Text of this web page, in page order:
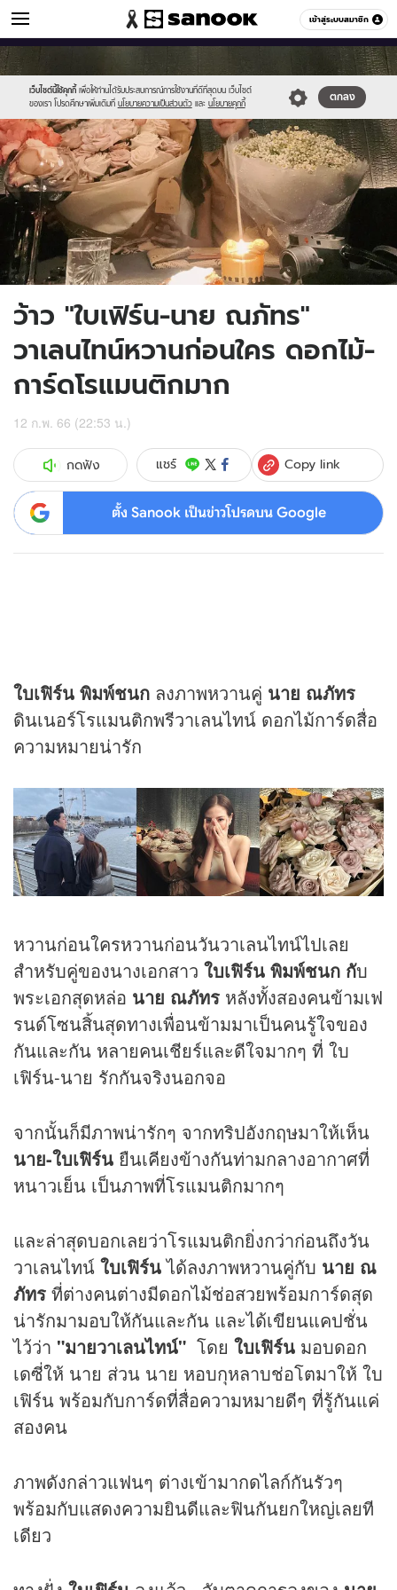
เข้าสู่ระบบสมาชิก
ข่าวบันเทิง หมวดอื่นๆ
เว็บไซต์นี้ใช้คุกกี้ เพื่อให้ท่านได้รับประสบการณ์การใช้งานที่ดีที่สุดบน เว็บไซต์
ของเรา โปรดศึกษาเพิ่มเติมที่ นโยบายความเป็นส่วนตัว และ นโยบายคุกกี้
ตกลง
new-
sanook.png
//s.isanook.com/ns/0/ud/1754/8770250/15.jpg
ว้าว "ใบเฟิร์น-นาย ณภัทร"
วาเลนไทน์หวานก่อนใคร ดอกไม้-
การ์ดโรแมนติกมาก
12 ก.พ. 66 (22:53 น.)
กดฟัง แชร์ Copy link
ตั้ง Sanook เป็นข่าวโปรดบน Google
ใบเฟิร์น พิมพ์ชนก ลงภาพหวานคู่ นาย ณภัทร
ดินเนอร์โรแมนติกพรีวาเลนไทน์ ดอกไม้การ์ดสื่อ
ความหมายน่ารัก
หวานก่อนใครหวานก่อนวันวาเลนไทน์ไปเลย
สำหรับคู่ของนางเอกสาว ใบเฟิร์น พิมพ์ชนก กับ
พระเอกสุดหล่อ นาย ณภัทร หลังทั้งสองคนข้ามเฟ
รนด์โซนสิ้นสุดทางเพื่อนข้ามมาเป็นคนรู้ใจของ
กันและกัน หลายคนเชียร์และดีใจมากๆ ที่ ใบ
เฟิร์น-นาย รักกันจริงนอกจอ
จากนั้นก็มีภาพน่ารักๆ จากทริปอังกฤษมาให้เห็น
นาย-ใบเฟิร์น ยืนเคียงข้างกันท่ามกลางอากาศที่
หนาวเย็น เป็นภาพที่โรแมนติกมากๆ
และล่าสุดบอกเลยว่าโรแมนติกยิ่งกว่าก่อนถึงวัน
วาเลนไทน์ ใบเฟิร์นได้ลงภาพหวานคู่กับ นาย ณ
ภัทร ที่ต่างคนต่างมีดอกไม้ช่อสวยพร้อมการ์ดสุด
น่ารักมามอบให้กันและกัน และได้เขียนแคปชั่น
ไว้ว่า "มายวาเลนไทน์" โดย ใบเฟิร์น มอบดอก
เดซี่ให้ นาย ส่วน นาย หอบกุหลาบช่อโตมาให้ ใบ
เฟิร์น พร้อมกับการ์ดที่สื่อความหมายดีๆ ที่รู้กันแค่
สองคน
ภาพดังกล่าวแฟนๆ ต่างเข้ามากดไลก์กันรัวๆ
พร้อมกับแสดงความยินดีและฟินกันยกใหญ่เลยที
เดียว